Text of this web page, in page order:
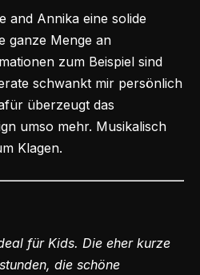
and Annika eine solide
ganze Menge an
zum Beispiel sind
schwankt mir persönlich
überzeugt das
umso mehr. Musikalisch
Klagen.
für Kids. Die eher kurze
die schöne